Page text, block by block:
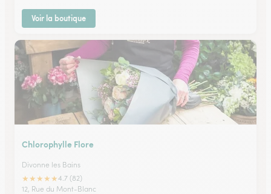
Voir la boutique
Chlorophylle Flore
Divonne les Bains
★★★★★4.7 (82)
12, Rue du Mont-Blanc